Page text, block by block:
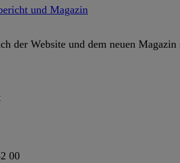
und Magazin
der Website und dem neuen
00